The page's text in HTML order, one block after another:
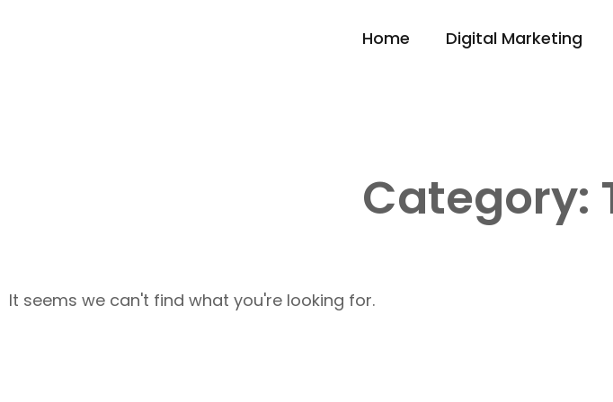
Home Digital Marketing
Category:
It seems we can't find what you're looking for.